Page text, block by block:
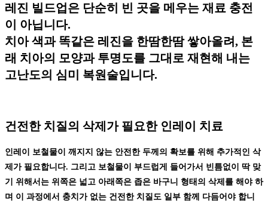
레진 빌드업은 단순히 빈 곳을 메우는 재료 충전
이 아닙니다.
치아 색과 똑같은 레진을 한땀한땀 쌓아올려, 본
래 치아의 모양과 투명도를 그대로 재현해 내는
고난도의 심미 복원술입니다.
건전한 치질의 삭제가 필요한 인레이 치료
인레이 보철물이 깨지지 않는 안전한 두께의 확보를 위해 추가적인 삭
제가 필요합니다. 그리고 보철물이 부드럽게 들어가서 빈틈없이 딱 맞
기 위해서는 위쪽은 넓고 아래쪽은 좁은 바구니 형태의 삭제를 해야 하
며 이 과정에서 충치가 없는 건전한 치질도 일부 함께 다듬어야 합니